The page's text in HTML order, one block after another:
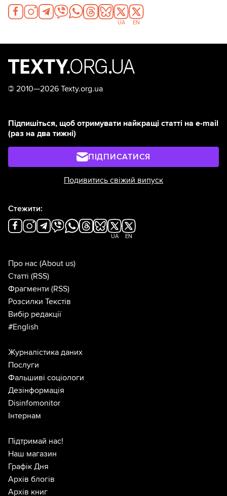
UA EN
© 2010—2026 Texty.org.ua
Підпишіться, щоб отримувати найкращі статті на e-mail
(раз на два тижні)
ПІДПИСАТИСЯ
Подивитись свіжий випуск
Стежити:
UA EN
Про нас (About us)
Статті (RSS)
Фрагменти (RSS)
Розсилки Текстів
Вибір редакції
#English
Журналістика даних
Послуги
Фальшиві соціологи
Дезінформація
Disinfomonitor
Інтернам
Підтримай нас!
Наш магазин
Графік Дня
Архів блогів
Архів книг